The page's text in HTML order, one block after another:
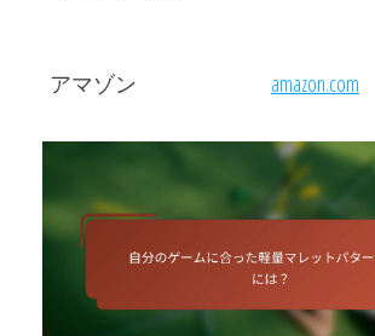
アマゾン amazon.com